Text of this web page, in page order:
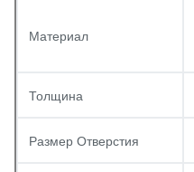
Материал
Толщина
Размер Отверстия